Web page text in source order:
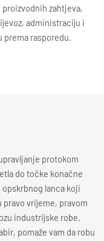
zahtjeva,
administraciju i
prema rasporedu.
protokom
do točke konačne
lanca koji
vrijeme, pravom
industrijske robe.
pomaže vam da robu